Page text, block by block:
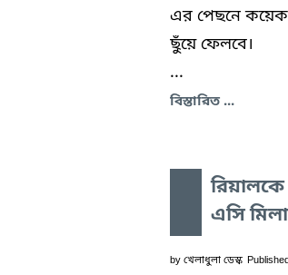
এর পেছনে
ছুঁয়ে ফেলবে।
...
বিস্তারিত ...
রিয়ালকে
এসি
by খেলাধুলা ডেস্ক